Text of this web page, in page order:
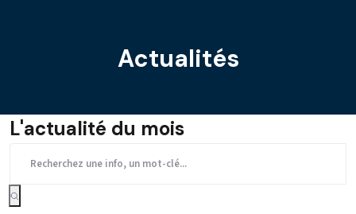
Actualités
L'actualité du mois